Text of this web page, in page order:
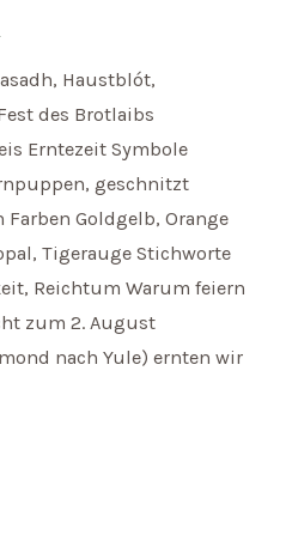
Haustblót,
des Brotlaibs
Erntezeit Symbole
geschnitzt
Goldgelb, Orange
Tigerauge Stichworte
Reichtum Warum feiern
zum 2. August
nach Yule) ernten wir